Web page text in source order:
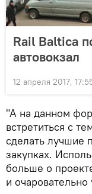
Rail Baltica
автовокзал
12 апреля 2017,
"А на данном
встретиться с
сделать лучшие
закупках.
больше о
и очаровательно